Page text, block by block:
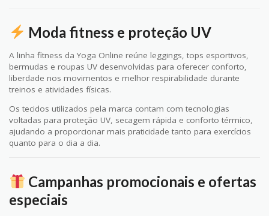
Moda fitness e proteção UV
A linha fitness da Yoga Online reúne leggings, tops esportivos,
bermudas e roupas UV desenvolvidas para oferecer conforto,
liberdade nos movimentos e melhor respirabilidade durante
treinos e atividades físicas.
Os tecidos utilizados pela marca contam com tecnologias
voltadas para proteção UV, secagem rápida e conforto térmico,
ajudando a proporcionar mais praticidade tanto para exercícios
quanto para o dia a dia.
Campanhas promocionais e ofertas
especiais